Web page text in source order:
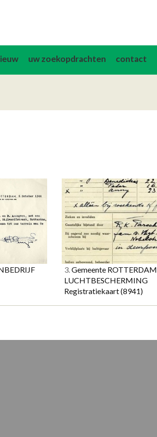
uw zoekopdrachten contact
3.Gemeente ROTTERDAM
LUCHTBESCHERMING
Registratiekaart(8941)